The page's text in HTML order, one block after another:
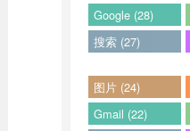
Google (28)
搜索 (27)
图片 (24)
Gmail (22)